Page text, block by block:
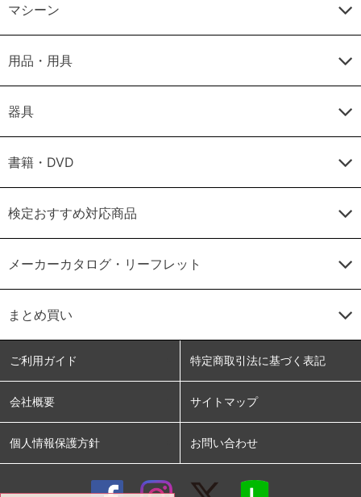
マシーン
用品・用具
器具
書籍・DVD
検定おすすめ対応商品
メーカーカタログ・リーフレット
まとめ買い
ご利用ガイド 特定商取引法に基づく表記
会社概要 サイトマップ
個人情報保護方針 お問い合わせ